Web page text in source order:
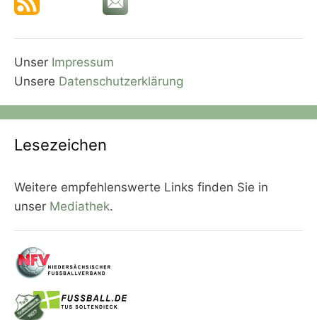
Unser Impressum
Unsere Datenschutzerklärung
Lesezeichen
Weitere empfehlenswerte Links finden Sie in
unser Mediathek.